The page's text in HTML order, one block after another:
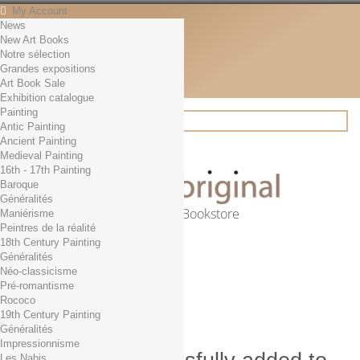
My Account
Contact
English
English
Français
News
Search
Online Art Bookstore
Cart (empty)
No products
Free shipping!
0,00 € Total
Check out
News
New Art Books
Notre sélection
Grandes expositions
Art Book Sale
Exhibition catalogue
Painting
Antic Painting
Ancient Painting
Medieval Painting
16th - 17th Painting
Baroque
Généralités
Maniérisme
Peintres de la réalité
18th Century Painting
Généralités
Néo-classicisme
Pré-romantisme
Rococo
19th Century Painting
Généralités
Impressionnisme